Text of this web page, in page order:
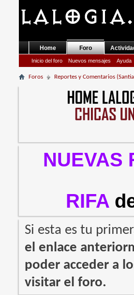
Home Foro
Inicio del foro Nuevos mensajes Ayuda
Foros Reportes y Comentarios
NUEVAS
RIFA
Si esta es tu
el enlace
poder acceder a
visitar el foro.